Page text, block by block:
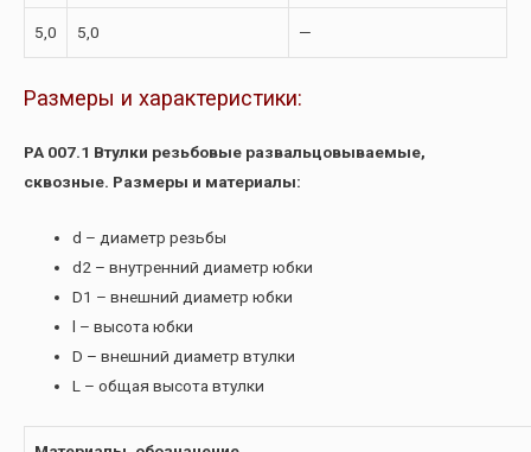
5,0 5,0 —
Размеры и характеристики:
РА 007.1 Втулки резьбовые развальцовываемые,
сквозные. Размеры и материалы:
d – диаметр резьбы
d2 – внутренний диаметр юбки
D1 – внешний диаметр юбки
l – высота юбки
D – внешний диаметр втулки
L – общая высота втулки